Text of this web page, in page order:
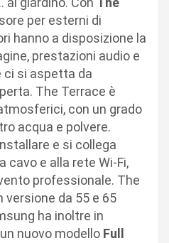
per esterni di
hanno a disposizione la
prestazioni audio e
si aspetta da
The Terrace è
con un grado
acqua e polvere.
e si collega
cavo e alla rete Wi-Fi,
professionale. The
versione da 55 e 65
ha inoltre in
nuovo modello Full